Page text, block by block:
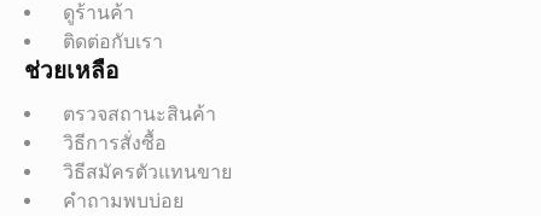
ดูร้านค้า
ติดต่อกับเรา
ช่วยเหลือ
ตรวจสถานะสินค้า
วิธีการสั่งซื้อ
วิธีสมัครตัวแทนขาย
คำถามพบบ่อย